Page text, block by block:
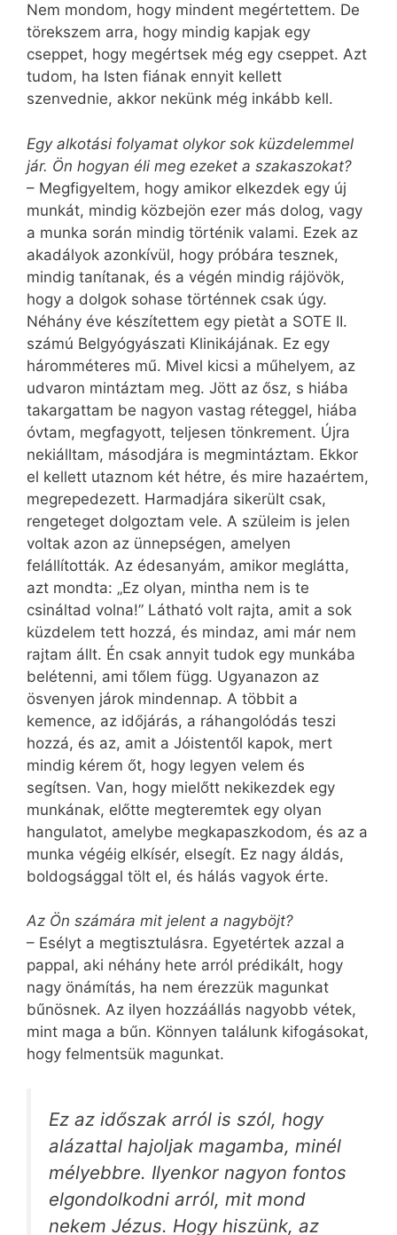
Nem mondom, hogy mindent megértettem. De
törekszem arra, hogy mindig kapjak egy
cseppet, hogy megértsek még egy cseppet. Azt
tudom, ha Isten fiának ennyit kellett
szenvednie, akkor nekünk még inkább kell.
Egy alkotási folyamat olykor sok küzdelemmel
jár. Ön hogyan éli meg ezeket a szakaszokat?
– Megfigyeltem, hogy amikor elkezdek egy új
munkát, mindig közbejön ezer más dolog, vagy
a munka során mindig történik valami. Ezek az
akadályok azonkívül, hogy próbára tesznek,
mindig tanítanak, és a végén mindig rájövök,
hogy a dolgok sohase történnek csak úgy.
Néhány éve készítettem egy pietàt a SOTE II.
számú Belgyógyászati Klinikájának. Ez egy
háromméteres mű. Mivel kicsi a műhelyem, az
udvaron mintáztam meg. Jött az ősz, s hiába
takargattam be nagyon vastag réteggel, hiába
óvtam, megfagyott, teljesen tönkrement. Újra
nekiálltam, másodjára is megmintáztam. Ekkor
el kellett utaznom két hétre, és mire hazaértem,
megrepedezett. Harmadjára sikerült csak,
rengeteget dolgoztam vele. A szüleim is jelen
voltak azon az ünnepségen, amelyen
felállították. Az édesanyám, amikor meglátta,
azt mondta: „Ez olyan, mintha nem is te
csináltad volna!” Látható volt rajta, amit a sok
küzdelem tett hozzá, és mindaz, ami már nem
rajtam állt. Én csak annyit tudok egy munkába
belétenni, ami tőlem függ. Ugyan­azon az
ösvenyen járok mindennap. A többit a
kemence, az időjárás, a ráhangolódás teszi
hozzá, és az, amit a Jóistentől kapok, mert
mindig kérem őt, hogy legyen velem és
segítsen. Van, hogy mielőtt nekikezdek egy
munkának, előtte megteremtek egy olyan
hangulatot, amelybe megkapaszkodom, és az a
munka végéig elkísér, elsegít. Ez nagy áldás,
boldogsággal tölt el, és hálás vagyok érte.
Az Ön számára mit jelent a nagyböjt?
– Esélyt a megtisztulásra. Egyetértek azzal a
pappal, aki néhány hete arról prédikált, hogy
nagy önámítás, ha nem érezzük magunkat
bűnösnek. Az ilyen hozzáállás nagyobb vétek,
mint maga a bűn. Könnyen találunk kifogásokat,
hogy felmentsük magunkat.
Ez az időszak arról is szól, hogy
alázattal hajoljak magamba, minél
mélyebbre. Ilyenkor nagyon fontos
elgondolkodni arról, mit mond
nekem Jézus. Hogy hiszünk, az